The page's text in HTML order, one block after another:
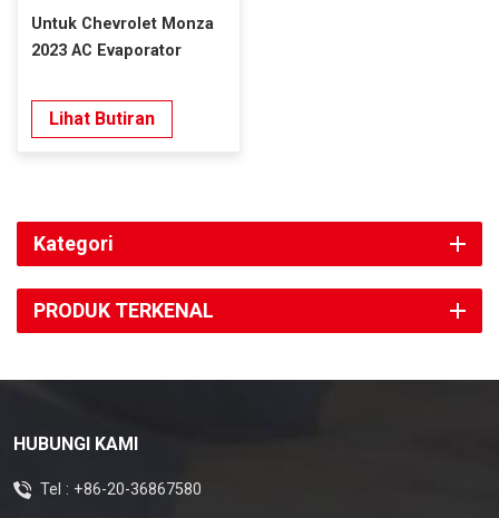
Untuk Chevrolet Monza
2023 AC Evaporator
Lihat Butiran
Kategori
PRODUK TERKENAL
HUBUNGI KAMI
Tel : +86-20-36867580